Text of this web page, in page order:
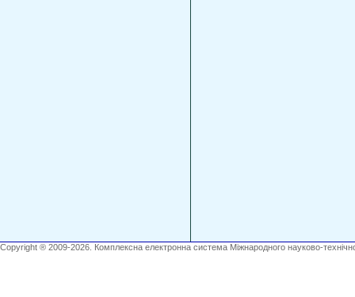
Copyright ® 2009-2026. Комплексна електронна система Міжнародного науково-